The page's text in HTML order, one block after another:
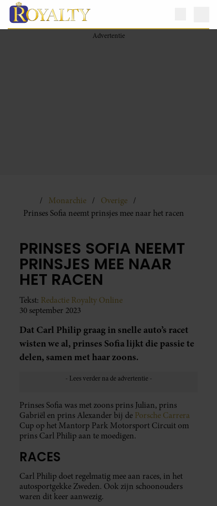
Monarchie
Overige
Prinses Sofia neemt prinsjes mee naar het racen
PRINSES SOFIA NEEMT
PRINSJES MEE NAAR
HET RACEN
Tekst: Redactie Royalty Online
30 september 2023
Dat Carl Philip graag in snelle auto’s racet
wisten we al, prinses Sofia lijkt die passie te
delen, samen met haar zoons.
Prinses Sofia was met zoons prins Julian, prins
Gabriël en prins Alexander bij de Porsche Carrera
Cup op het Mantorp Park Motorsport Circuit om
prins Carl Philip aan te moedigen.
RACES
Carl Philip doet regelmatig mee aan races, in het
autosportgekke Zweden. Ook zijn schoonouders
waren dit keer aanwezig.